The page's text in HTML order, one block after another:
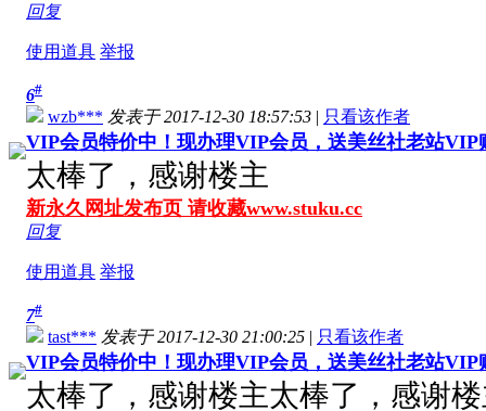
回复
使用道具 举报
6#
wzb*** 发表于 2017-12-30 18:57:53 | 只看该作者
VIP会员特价中！现办理VIP会员，送美丝社老站VIP
太棒了，感谢楼主
新永久网址发布页 请收藏www.stuku.cc
回复
使用道具 举报
7#
tast*** 发表于 2017-12-30 21:00:25 | 只看该作者
VIP会员特价中！现办理VIP会员，送美丝社老站VIP
太棒了，感谢楼主太棒了，感谢